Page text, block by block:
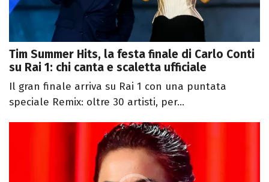
Tim Summer Hits, la festa finale di Carlo Conti
su Rai 1: chi canta e scaletta ufficiale
Il gran finale arriva su Rai 1 con una puntata
speciale Remix: oltre 30 artisti, per...